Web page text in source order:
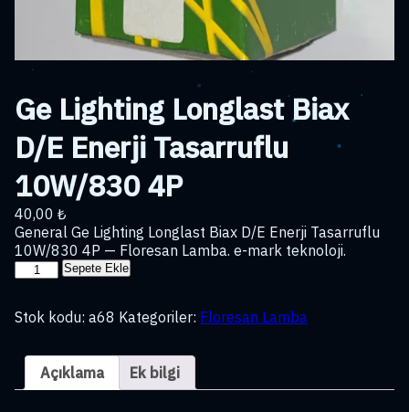
Ge Lighting Longlast Biax
D/E Enerji Tasarruflu
10W/830 4P
40,00 ₺
General Ge Lighting Longlast Biax D/E Enerji Tasarruflu
10W/830 4P — Floresan Lamba. e-mark teknoloji.
Ge
Biax
Enerji
Tasarruflu
10W/830
Sepete Ekle
Stok kodu: a68 Kategoriler: Floresan Lamba
Açıklama Ek bilgi